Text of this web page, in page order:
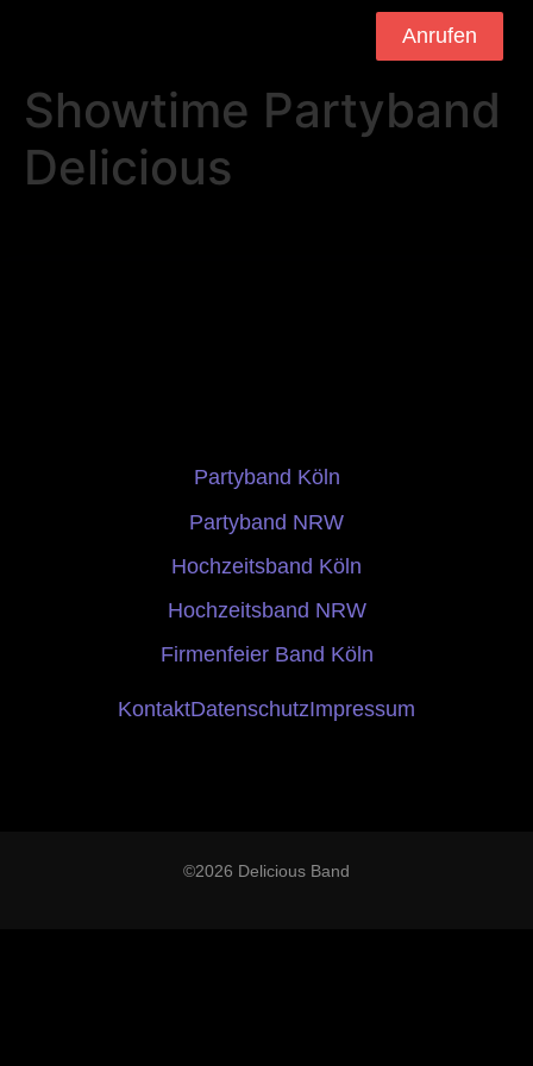
Anrufen
Showtime Partyband
Delicious
Partyband Köln
Partyband NRW
Hochzeitsband Köln
Hochzeitsband NRW
Firmenfeier Band Köln
KontaktDatenschutzImpressum
©2026 Delicious Band